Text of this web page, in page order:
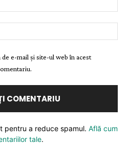
e-mail și site-ul web în acest
pentru a reduce spamul. Află cum
tale.